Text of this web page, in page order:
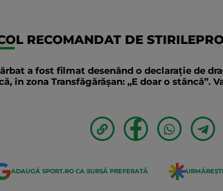
RECOMANDAT DE
a fost filmat desenând o declaraţie de
în zona Transfăgărăşan: „E doar o stâncă”.
ADAUGĂ SPORT.RO CA SURSĂ PREFERATĂ